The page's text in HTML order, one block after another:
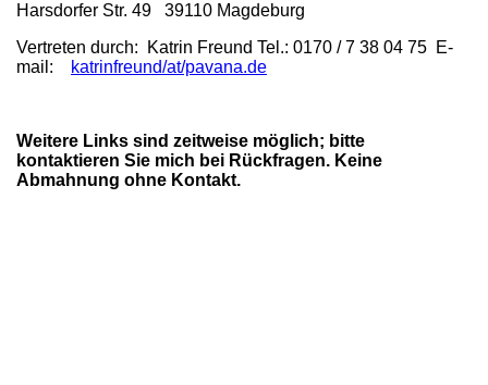
Harsdorfer Str. 49 39110 Magdeburg
Vertreten durch: Katrin Freund Tel.: 0170 / 7 38 04 75 E-
mail:
katrinfreund/at/pavana.de
Weitere Links sind zeitweise möglich; bitte
kontaktieren Sie mich bei Rückfragen. Keine
Abmahnung ohne Kontakt.